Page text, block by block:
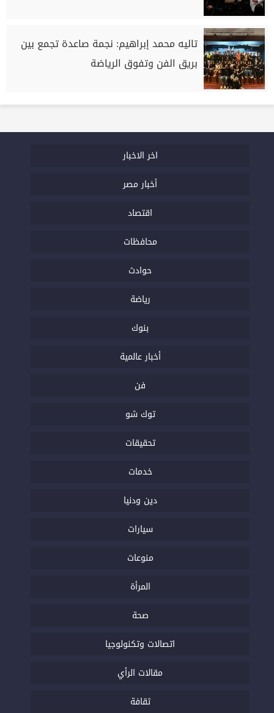
تاليه محمد إبراهيم: نجمة صاعدة تجمع بين
بريق الفن وتفوق الرياضة
اخر الاخبار
أخبار مصر
اقتصاد
محافظات
حوادث
رياضة
بنوك
أخبار عالمية
فن
توك شو
تحقيقات
خدمات
دين ودنيا
سيارات
منوعات
المرأة
صحة
اتصالات وتكنولوجيا
مقالات الرأي
ثقافة